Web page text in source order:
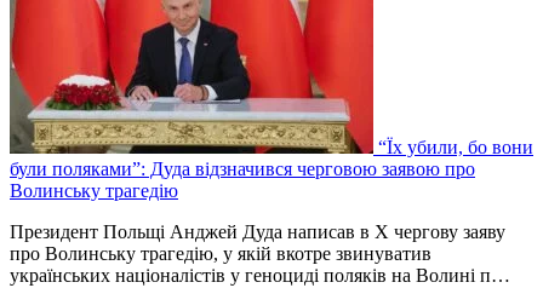
“Їх убили, бо вони
були поляками”: Дуда відзначився черговою заявою про
Волинську трагедію
Президент Польщі Анджей Дуда написав в Х чергову заяву
про Волинську трагедію, у якій вкотре звинуватив
українських націоналістів у геноциді поляків на Волині п…